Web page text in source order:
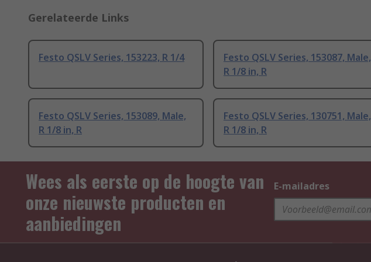
Gerelateerde Links
Festo QSLV Series, 153223, R 1/4
Festo QSLV Series, 153087, Male,
R 1/8 in, R
Festo QSLV Series, 153089, Male,
R 1/8 in, R
Festo QSLV Series, 130751, Male,
R 1/8 in, R
Wees als eerste op de hoogte van
onze nieuwste producten en
aanbiedingen
E-mailadres